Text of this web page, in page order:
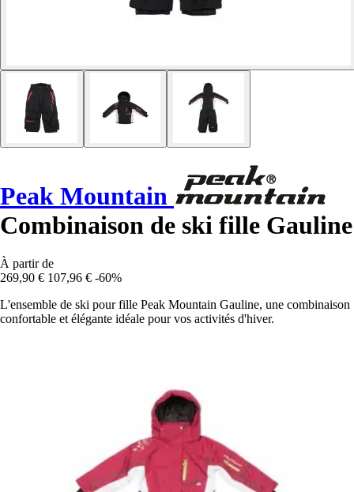
Peak Mountain
Combinaison de ski fille Gauline
À partir de
269,90 € 107,96 € -60%
L'ensemble de ski pour fille Peak Mountain Gauline, une combinaison
confortable et élégante idéale pour vos activités d'hiver.